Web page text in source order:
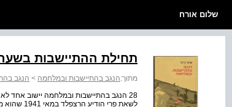
שלום אורח
תחילת ההתיישבות
מתוך:הנגב בהתיישבות ובמלחמה > הנגב